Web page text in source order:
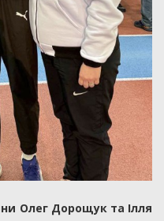
Олег Дорощук та Ілля